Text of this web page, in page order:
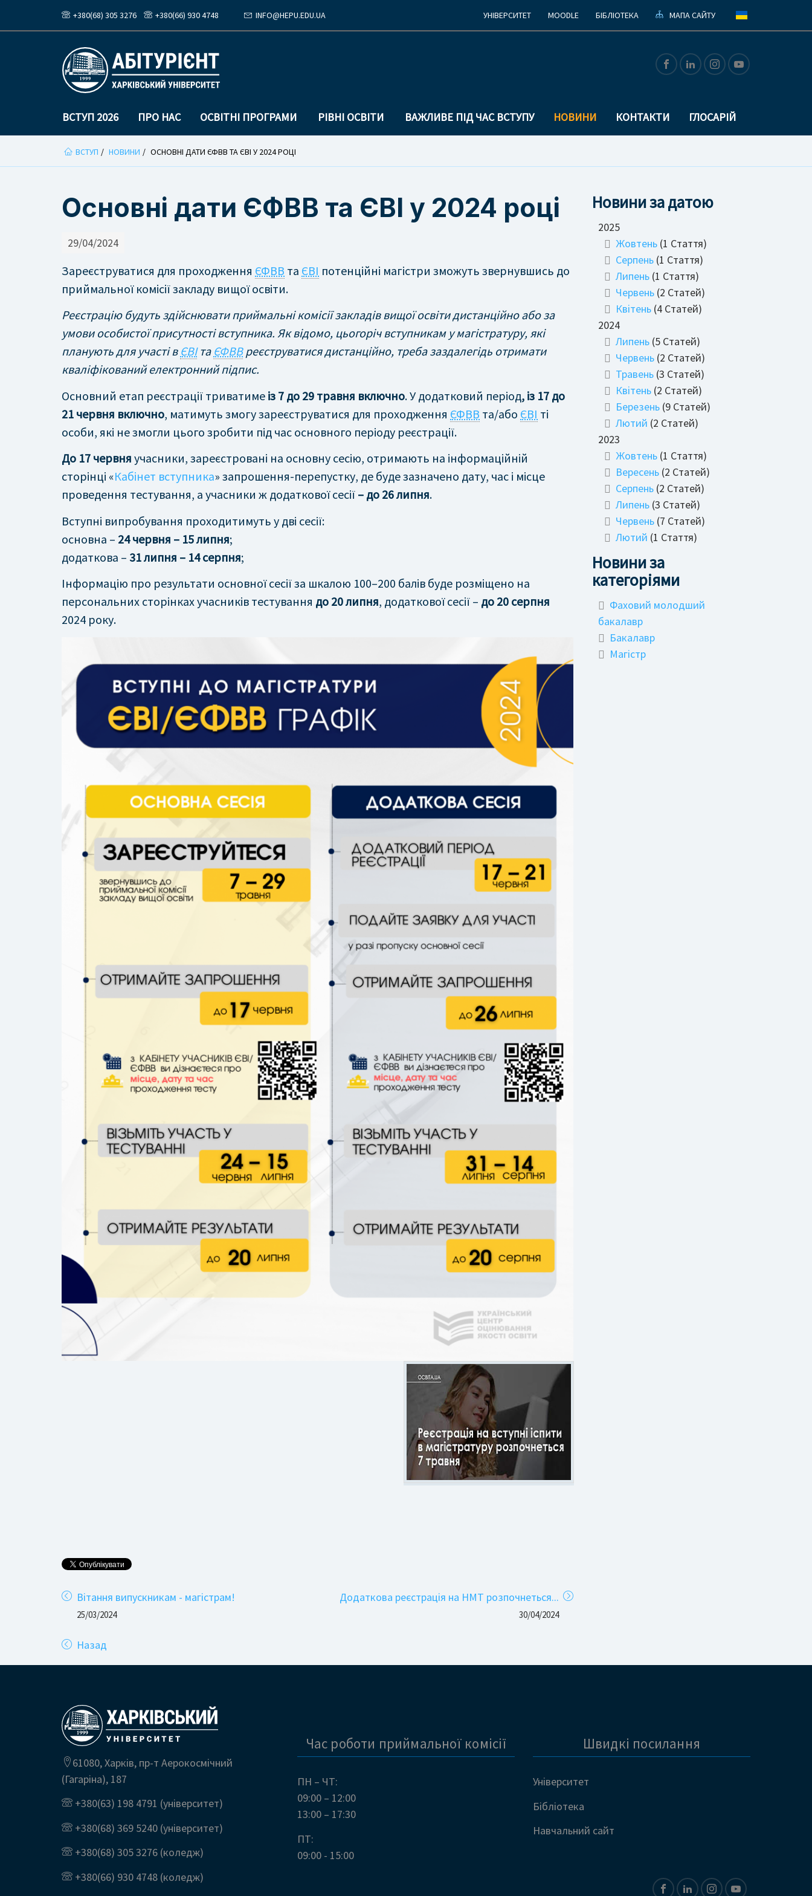
+380(68) 305 3276 +380(66) 930 4748 INFO@HEPU.EDU.UA УНІВЕРСИТЕТ MOODLE БІБЛІОТЕКА МАПА САЙТУ
ВСТУП 2026 ПРО НАС ОСВІТНІ ПРОГРАМИ РІВНІ ОСВІТИ ВАЖЛИВЕ ПІД ЧАС ВСТУПУ НОВИНИ КОНТАКТИ
ГЛОСАРІЙ
ВСТУП НОВИНИ ОСНОВНІ ДАТИ ЄФВВ ТА ЄВІ У 2024 РОЦІ
Основні дати ЄФВВ та ЄВІ у 2024 році
29/04/2024
Зареєструватися для проходження ЄФВВ та ЄВІ потенційні магістри зможуть звернувшись до
приймальної комісії закладу вищої освіти.
Реєстрацію будуть здійснювати приймальні комісії закладів вищої освіти дистанційно або за
умови особистої присутності вступника. Як відомо, цьогоріч вступникам у магістратуру, які
планують для участі в ЄВІта ЄФВВреєструватися дистанційно, треба заздалегідь отримати
кваліфікований електронний підпис.
Основний етап реєстрації триватиме із 7 до 29 травня включно. У додатковий період, із 17 до
21 червня включно, матимуть змогу зареєструватися для проходження ЄФВВ та/або ЄВІ ті
особи, які не змогли цього зробити під час основного періоду реєстрації.
До 17 червня учасники, зареєстровані на основну сесію, отримають на інформаційній
сторінці «Кабінет вступника» запрошення-перепустку, де буде зазначено дату, час і місце
проведення тестування, а учасники ж додаткової сесії – до 26 липня.
Вступні випробування проходитимуть у дві сесії:
основна – 24 червня – 15 липня;
додаткова – 31 липня – 14 серпня;
Інформацію про результати основної сесії за шкалою 100–200 балів буде розміщено на
персональних сторінках учасників тестування до 20 липня, додаткової сесії – до 20 серпня
2024 року.
Вітання випускникам - магістрам!
25/03/2024
Додаткова реєстрація на НМТ розпочнеться...
30/04/2024
Назад
Новини за датою
2025
Жовтень(1 Стаття)
Серпень(1 Стаття)
Липень(1 Стаття)
Червень(2 Статей)
Квітень(4 Статей)
2024
Липень(5 Статей)
Червень(2 Статей)
Травень(3 Статей)
Квітень(2 Статей)
Березень(9 Статей)
Лютий (2 Статей)
2023
Жовтень(1 Стаття)
Вересень(2 Статей)
Серпень(2 Статей)
Липень(3 Статей)
Червень(7 Статей)
Лютий (1 Стаття)
Новини за
категоріями
Фаховий молодший
бакалавр
Бакалавр
Магістр
61080, Харків, пр-т Аерокосмічний
(Гагаріна), 187
+380(63) 198 4791 (університет)
+380(68) 369 5240 (університет)
+380(68) 305 3276 (коледж)
+380(66) 930 4748 (коледж)
Час роботи приймальної комісії
ПН – ЧТ:
09:00 – 12:00
13:00 – 17:30
ПТ:
09:00 - 15:00
Швидкі посилання
Університет
Бібліотека
Навчальний сайт